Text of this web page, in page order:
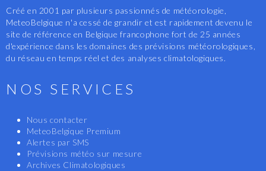
Créé en 2001 par plusieurs passionnés de météorologie,
MeteoBelgique n'a cessé de grandir et est rapidement devenu le
site de référence en Belgique francophone fort de 25 années
d'expérience dans les domaines des prévisions météorologiques,
du réseau en temps réel et des analyses climatologiques.
NOS SERVICES
Nous contacter
MeteoBelgique Premium
Alertes par SMS
Prévisions météo sur mesure
Archives Climatologiques